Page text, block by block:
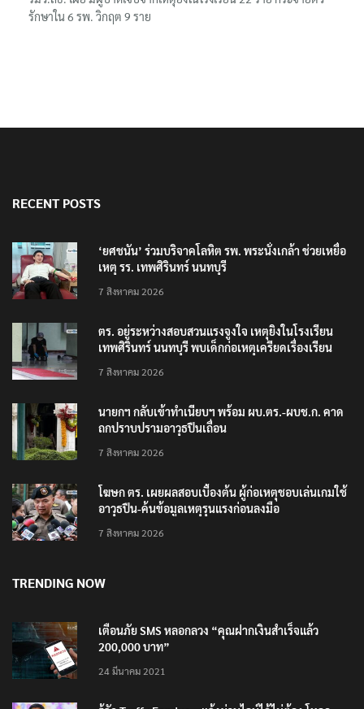
รักษาใน 6 รพ. วิกฤต 9 ราย
RECENT POSTS
‘ยศชนัน’ ร่วมบริจาคโลหิต รพ. พระนั่งเกล้า ช่วยเหยื่อ
เหตุ รร. เทพศิรินทร์ นนทบุรี
7 สิงหาคม 2026
ตร. อยู่ระหว่างสอบสวนแรงจูงใจ เหตุยิงในโรงเรียน
เทพศิรินทร์ นนทบุรี พบเด็กก่อเหตุเครียดเรื่องเรียน
7 สิงหาคม 2026
นายกฯ กลับเข้าทำเนียบฯ พร้อม ผบ.ตร.-ผบช.ก. คาด
ถกปราบปรามอาวุธปืนเถื่อน
7 สิงหาคม 2026
โฆษก ตร. เผยผลสอบเบื้องต้น ผู้ก่อเหตุชอบเล่นเกมใช้
อาวุธปืน-ค้นข้อมูลเหตุรุนแรงก่อนลงมือ
7 สิงหาคม 2026
TRENDING NOW
เตือนภัย SMS หลอกลวง “คุณฝากเงินสำเร็จแล้ว
200,000 บาท”
24 มีนาคม 2021